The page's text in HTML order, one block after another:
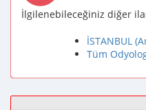
İlgilenebileceğiniz diğer
İSTANBUL
Tüm